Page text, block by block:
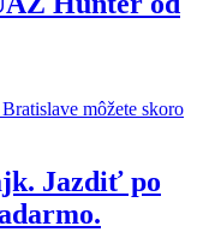
Jazdiť po